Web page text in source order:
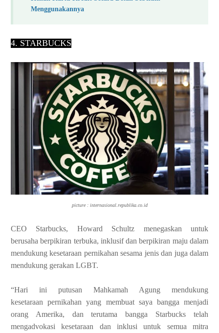
Menggunakannya
4. STARBUCKS
picture : internasional.republika.co.id
CEO Starbucks, Howard Schultz menegaskan untuk
berusahaberpikiran terbuka, inklusif dan berpikiran maju dalam
mendukung kesetaraan pernikahan sesama jenis dan juga dalam
mendukung gerakan LGBT.
“Hari ini putusan Mahkamah Agung mendukung
kesetaraanpernikahan yang membuat saya bangga menjadi
orang Amerika, dan terutama bangga Starbucks telah
mengadvokasi kesetaraan dan inklusi untuk semua mitra